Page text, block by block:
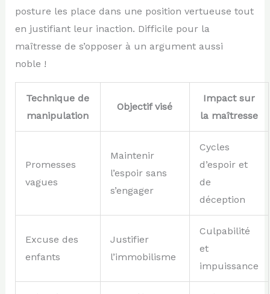
posture les place dans une position vertueuse tout
en justifiant leur inaction. Difficile pour la
maîtresse de s’opposer à un argument aussi
noble !
Technique de
manipulation
Objectif visé
Impact sur
la maîtresse
Promesses
vagues
Maintenir
l’espoir sans
s’engager
Cycles
d’espoir et
de
déception
Excuse des
enfants
Justifier
l’immobilisme
Culpabilité
et
impuissance